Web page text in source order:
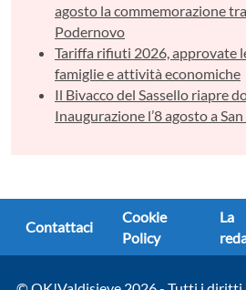
agosto la commemorazione
Podernovo
Tariffa rifiuti 2026, approvate
famiglie e attività economiche
Il Bivacco del Sassello riapre
Inaugurazione l’8 agosto a
Contattaci
Cookie
Policy
La